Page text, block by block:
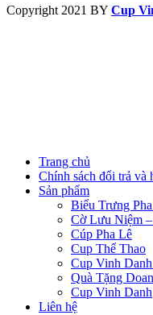
Copyright 2021 BY Cup
Trang chủ
Chính sách đổi trả và
Sản phẩm
Biểu Trưng
Cờ Lưu Niệm
Cúp Pha Lê
Cup Thể Thao
Cup Vinh
Quà Tặng
Cup Vinh Danh
Liên hệ